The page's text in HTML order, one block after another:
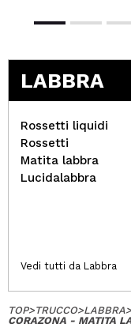
LABBRA
Rossetti liquidi
Rossetti
Matita labbra
Lucidalabbra
Vedi tutti da Labbra
TOP>TRUCCO>LABBRA>
CORAZONA - MATITA